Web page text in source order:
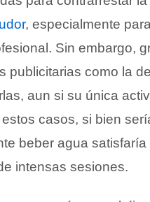
, especialmente
Sin embargo,
publicitarias como la
aun si su única
casos, si bien
beber agua
intensas sesiones.